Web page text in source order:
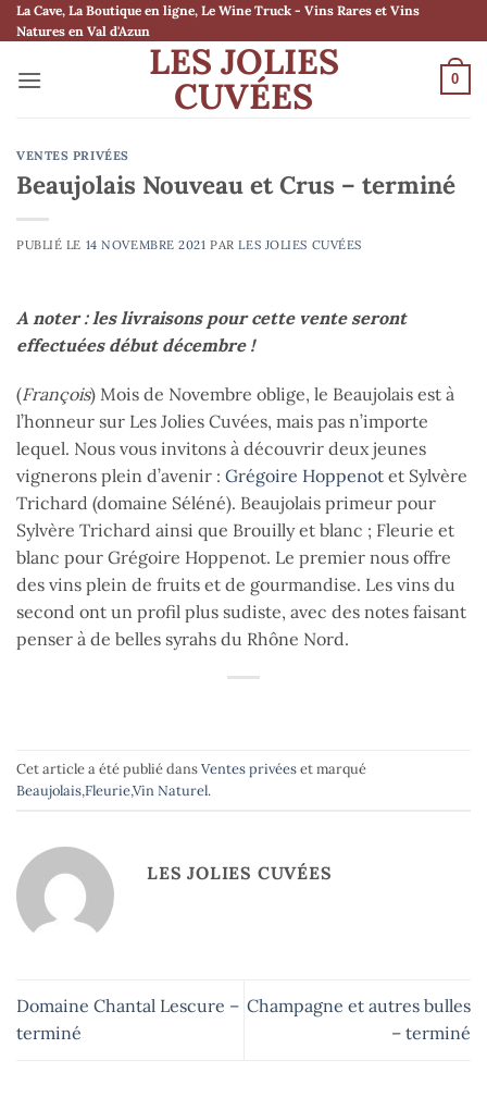
Passer
au
La Cave, La Boutique en ligne, Le Wine Truck - Vins Rares et Vins
Natures en Val d'Azun
LES JOLIES
CUVÉES 0
VENTES PRIVÉES
Beaujolais Nouveau et Crus – terminé
PUBLIÉ LE 14 NOVEMBRE 2021 PARLES JOLIES CUVÉES
A noter : les livraisons pour cette vente seront
effectuées début décembre !
(François) Mois de Novembre oblige, le Beaujolais est à
l’honneur sur Les Jolies Cuvées, mais pas n’importe
lequel. Nous vous invitons à découvrir deux jeunes
vignerons plein d’avenir : Grégoire Hoppenot et Sylvère
Trichard (domaine Séléné). Beaujolais primeur pour
Sylvère Trichard ainsi que Brouilly et blanc ; Fleurie et
blanc pour Grégoire Hoppenot. Le premier nous offre
des vins plein de fruits et de gourmandise. Les vins du
second ont un profil plus sudiste, avec des notes faisant
penser à de belles syrahs du Rhône Nord.
Cet article a été publié dansVentes privéeset marqué
Beaujolais,Fleurie,Vin Naturel.
LES JOLIES CUVÉES
Domaine Chantal Lescure –
terminé
Champagne et autres bulles
– terminé